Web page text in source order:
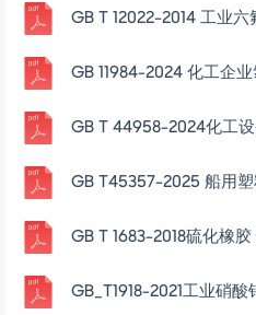
GB T 12022-2014 工业六
GB 11984-2024 化工企
GB T 44958-2024化工
GB_T1918-2021工业硝酸